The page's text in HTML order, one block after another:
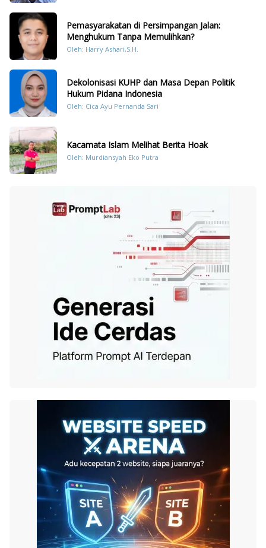
Pemasyarakatan di Persimpangan Jalan:
Menghukum Tanpa Memulihkan?
Oleh: Harry Ashari,S.H.
Dekolonisasi KUHP dan Masa Depan Politik
Hukum Pidana Indonesia
Oleh: Cica Ayu Pernanda Sari
Kacamata Islam Melihat Berita Hoak
Oleh: Murdiansyah Eko Putra